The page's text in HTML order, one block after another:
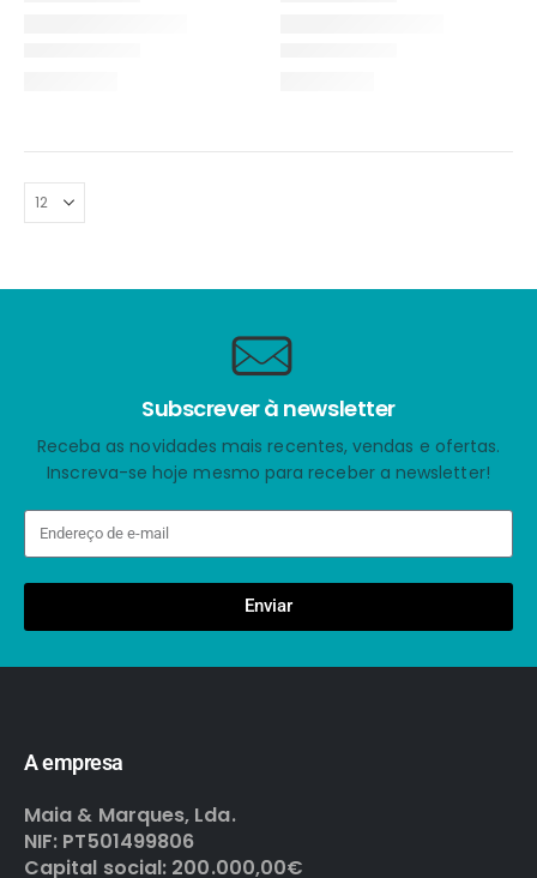
Subscrever à newsletter
Receba as novidades mais recentes, vendas e ofertas.
Inscreva-se hoje mesmo para receber a newsletter!
Enviar
A empresa
Maia & Marques, Lda.
NIF: PT501499806
Capital social: 200.000,00€